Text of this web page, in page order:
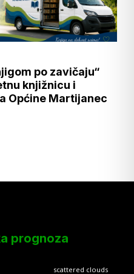
po zavičaju“
knjižnicu i
Općine Martijanec
prognoza
scattered clouds